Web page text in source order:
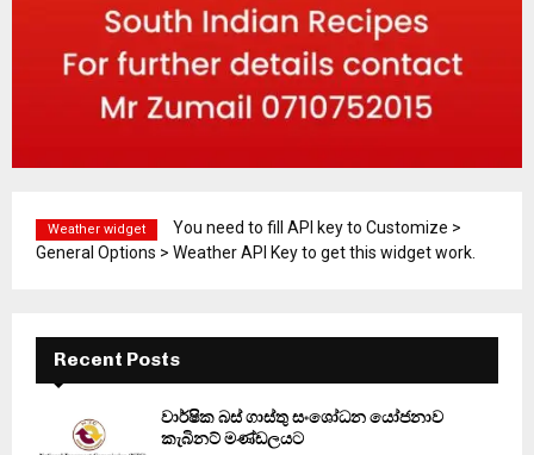
Weather widget
You need to fill API key to Customize >
General Options > Weather API Key to get this widget work.
Recent Posts
වාර්ෂික බස් ගාස්තු සංශෝධන යෝජනාව
කැබිනට් මණ්ඩලයට